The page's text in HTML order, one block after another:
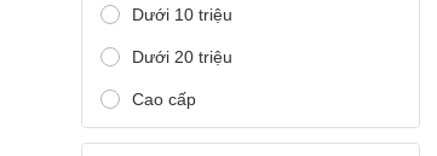
Dưới 10 triệu
Dưới 20 triệu
Cao cấp